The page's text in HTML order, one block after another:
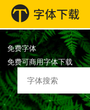
免费字体
免费可商用字体下载